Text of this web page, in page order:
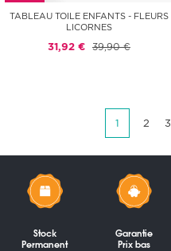
TABLEAU TOILE ENFANTS - FLEURS
LICORNES
31,92 € 39,90 €
1 2 3
Stock
Permanent
Garantie
Prix bas